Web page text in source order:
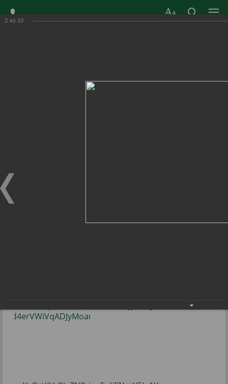
САМОУПРАВЛЕНИЯ
Главная
Субботник в городском парке
Субботник в городском парке
2 из 10